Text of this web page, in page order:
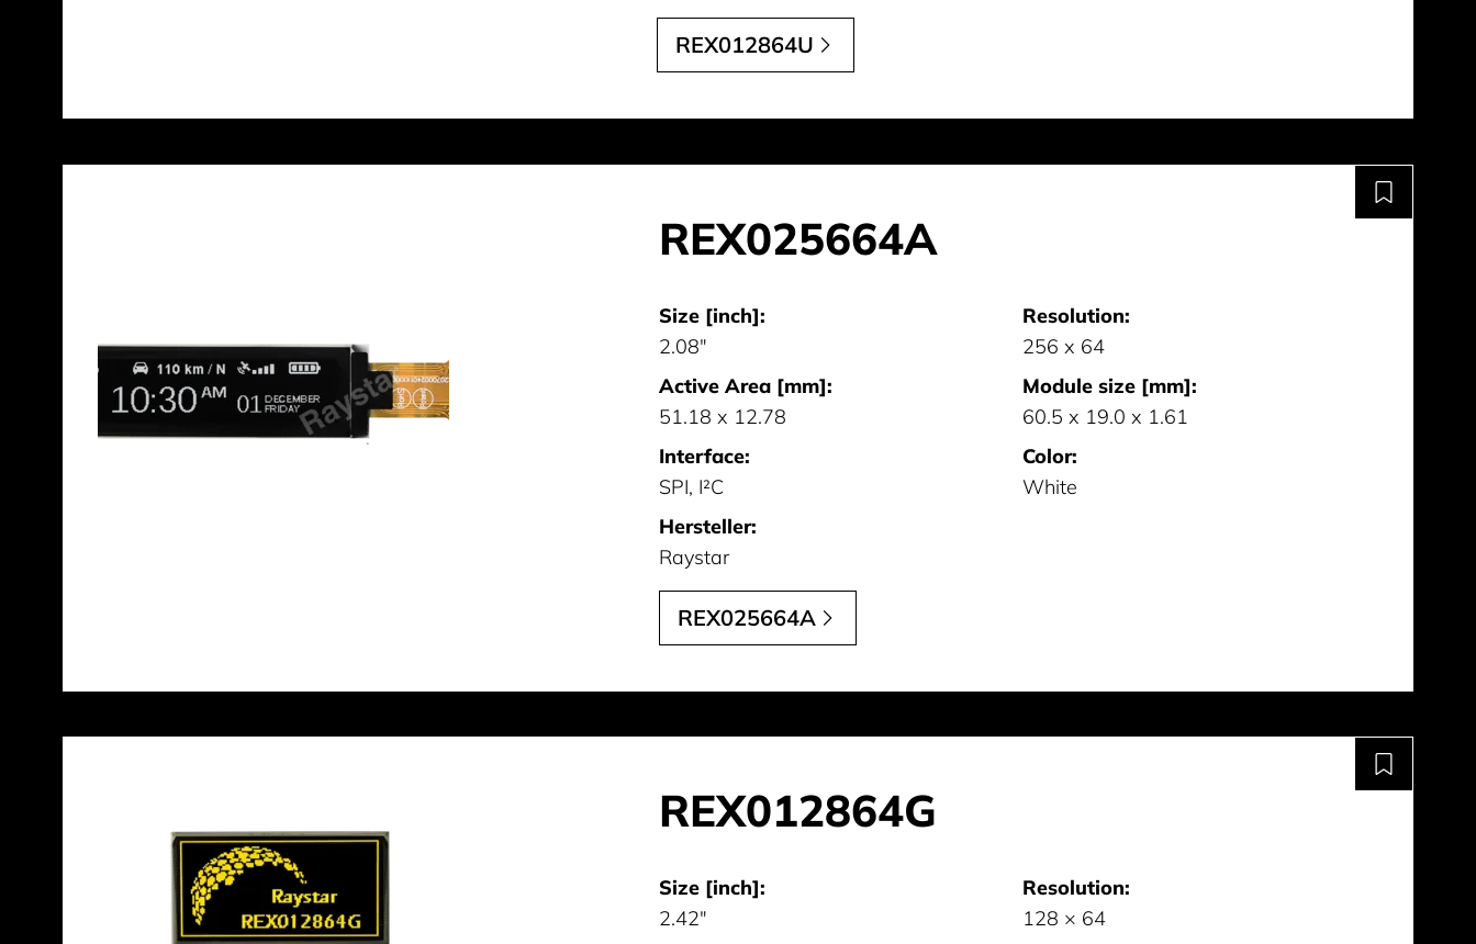
REX012864U
REX025664A
Size [inch]:
2.08"
Resolution:
256 x 64
Active Area [mm]:
51.18 x 12.78
Module size [mm]:
60.5 x 19.0 x 1.61
Interface:
SPI, I²C
Color:
White
Hersteller:
Raystar
REX025664A
REX012864G
Size [inch]:
2.42"
Resolution:
128 × 64